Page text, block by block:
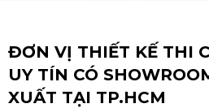
ĐƠN VỊ THIẾT KẾ THI
UY TÍN CÓ
XUẤT TẠI TP.HCM